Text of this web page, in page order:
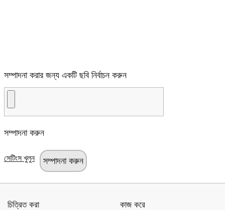
সম্পাদনা করার জন্য একটি ছবি নির্বাচন করুন
সম্পাদনা করুন
সেটিংস খুলুন
চিত্রিত করা কাজ করে